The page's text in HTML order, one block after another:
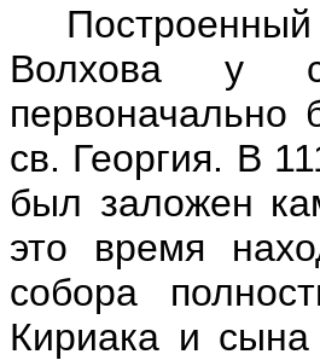
Волхова у
первоначально
св. Георгия. В
был заложен
это время
собора
Кириака и